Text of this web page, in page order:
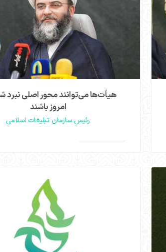
هیأت‌ها می‌توانند محور اصلی نبرد
امروز باشند
رئیس سازمان تبلیغات اسلامی
روانی و روایت‌ها در عصر حاضر، هیأت‌ها
محوری در میدان نبرد شناختی دانست. وی
و معرفی هیأت‌های موفق و اثرگذار در مهرواره